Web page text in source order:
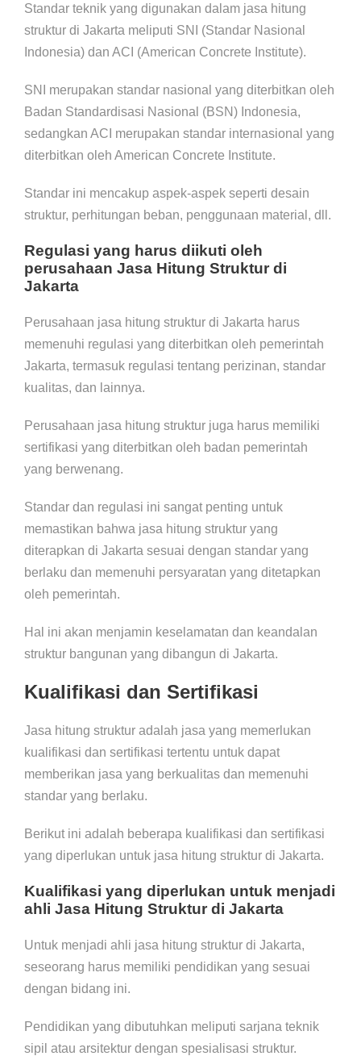
Standar teknik yang digunakan dalam jasa hitung
struktur di Jakarta meliputi SNI (Standar Nasional
Indonesia) dan ACI (American Concrete Institute).
SNI merupakan standar nasional yang diterbitkan oleh
Badan Standardisasi Nasional (BSN) Indonesia,
sedangkan ACI merupakan standar internasional yang
diterbitkan oleh American Concrete Institute.
Standar ini mencakup aspek-aspek seperti desain
struktur, perhitungan beban, penggunaan material, dll.
Regulasi yang harus diikuti oleh
perusahaan Jasa Hitung Struktur di
Jakarta
Perusahaan jasa hitung struktur di Jakarta harus
memenuhi regulasi yang diterbitkan oleh pemerintah
Jakarta, termasuk regulasi tentang perizinan, standar
kualitas, dan lainnya.
Perusahaan jasa hitung struktur juga harus memiliki
sertifikasi yang diterbitkan oleh badan pemerintah
yang berwenang.
Standar dan regulasi ini sangat penting untuk
memastikan bahwa jasa hitung struktur yang
diterapkan di Jakarta sesuai dengan standar yang
berlaku dan memenuhi persyaratan yang ditetapkan
oleh pemerintah.
Hal ini akan menjamin keselamatan dan keandalan
struktur bangunan yang dibangun di Jakarta.
Kualifikasi dan Sertifikasi
Jasa hitung struktur adalah jasa yang memerlukan
kualifikasi dan sertifikasi tertentu untuk dapat
memberikan jasa yang berkualitas dan memenuhi
standar yang berlaku.
Berikut ini adalah beberapa kualifikasi dan sertifikasi
yang diperlukan untuk jasa hitung struktur di Jakarta.
Kualifikasi yang diperlukan untuk menjadi
ahli Jasa Hitung Struktur di Jakarta
Untuk menjadi ahli jasa hitung struktur di Jakarta,
seseorang harus memiliki pendidikan yang sesuai
dengan bidang ini.
Pendidikan yang dibutuhkan meliputi sarjana teknik
sipil atau arsitektur dengan spesialisasi struktur.